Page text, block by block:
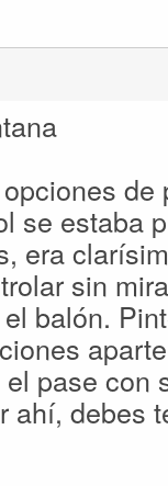
de
se estaba
era
sin
balón.
pase con
ahí, debes